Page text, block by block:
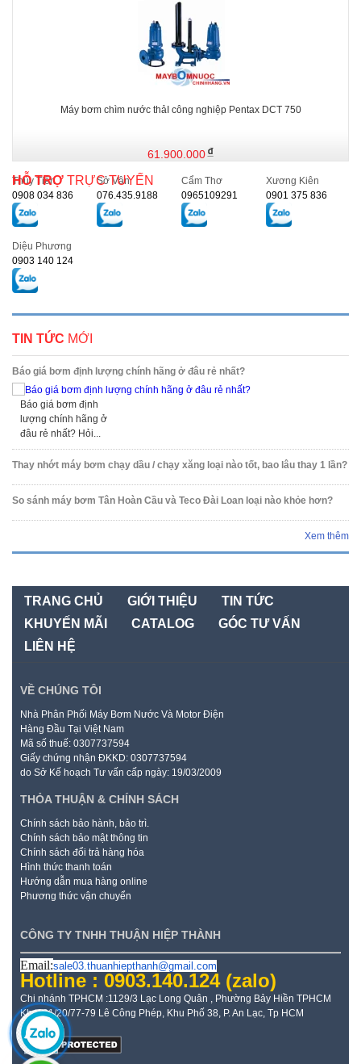
Máy bơm chìm nước thảI công nghiệp Pentax DCT 750
61.900.000
HỖ TRỢ TRỰC TUYẾN
Thủy Tiên
0908 034 836
Sở Vân
076.435.9188
Cẩm Thơ
0965109291
Xương Kiên
0901 375 836
Diệu Phương
0903 140 124
TIN TỨC MỚI
Báo giá bơm định lượng chính hãng ở đâu rẻ nhất?
Báo giá bơm định
lượng chính hãng ở
đâu rẻ nhất? Hỏi...
Thay nhớt máy bơm chạy dầu / chạy xăng loại nào tốt, bao lâu thay 1 lần?
So sánh máy bơm Tân Hoàn Cầu và Teco Đài Loan loại nào khỏe hơn?
Xem thêm
TRANG CHỦ GIỚI THIỆU
TIN TỨC
KHUYẾN MÃI
CATALOG
GÓC TƯ VẤN
LIÊN HỆ
VỀ CHÚNG TÔI
Nhà Phân Phối Máy Bơm Nước Và Motor Điện
Hàng Đầu Tại Việt Nam
Mã số thuế: 0307737594
Giấy chứng nhận ĐKKD: 0307737594
do Sở Kế hoạch Tư vấn cấp ngày: 19/03/2009
THỎA THUẬN & CHÍNH SÁCH
Chính sách bảo hành, bảo trì.
Chính sách bảo mật thông tin
Chính sách đổi trả hàng hóa
Hình thức thanh toán
Hướng dẫn mua hàng online
Phương thức vận chuyển
CÔNG TY TNHH THUẬN HIỆP THÀNH
Email:sale03.thuanhiepthanh@gmail.com
Hotline : 0903.140.124 (zalo)
Chi nhánh TPHCM :1129/3 Lạc Long Quân , Phường Bảy Hiền TPHCM
Kho: 21/20/77-79 Lê Công Phép, Khu Phố 38, P. An Lạc, Tp HCM